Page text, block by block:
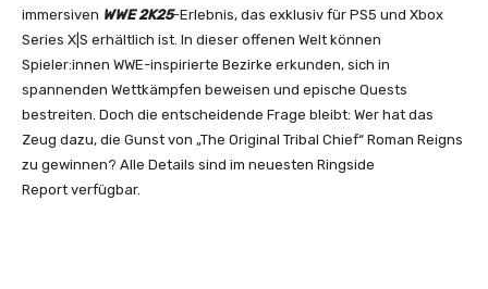
immersiven WWE 2K25-Erlebnis, das exklusiv für PS5 und Xbox
Series X|S erhältlich ist. In dieser offenen Welt können
Spieler:innen WWE-inspirierte Bezirke erkunden, sich in
spannenden Wettkämpfen beweisen und epische Quests
bestreiten. Doch die entscheidende Frage bleibt: Wer hat das
Zeug dazu, die Gunst von „The Original Tribal Chief“ Roman Reigns
zu gewinnen? Alle Details sind im neuesten Ringside
Report verfügbar.